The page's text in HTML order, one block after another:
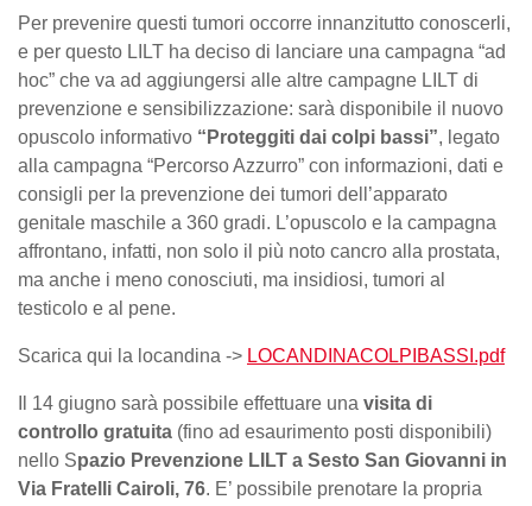
Per prevenire questi tumori occorre innanzitutto conoscerli,
e per questo LILT ha deciso di lanciare una campagna “ad
hoc” che va ad aggiungersi alle altre campagne LILT di
prevenzione e sensibilizzazione: sarà disponibile il nuovo
opuscolo informativo “Proteggiti dai colpi bassi”, legato
alla campagna “Percorso Azzurro” con informazioni, dati e
consigli per la prevenzione dei tumori dell’apparato
genitale maschile a 360 gradi. L’opuscolo e la campagna
affrontano, infatti, non solo il più noto cancro alla prostata,
ma anche i meno conosciuti, ma insidiosi, tumori al
testicolo e al pene.
Scarica qui la locandina -> LOCANDINACOLPIBASSI.pdf
Il 14 giugno sarà possibile effettuare una visita di
controllo gratuita (fino ad esaurimento posti disponibili)
nello Spazio Prevenzione LILT a Sesto San Giovanni in
Via Fratelli Cairoli, 76. E’ possibile prenotare la propria